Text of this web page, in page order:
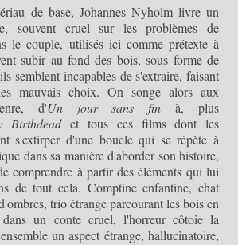
de base, Johannes Nyholm livre un
souvent cruel sur les problèmes de
le couple, utilisés ici comme prétexte à
subir au fond des bois, sous forme de
semblent incapables de s'extraire, faisant
mauvais choix. On songe alors aux
d'Un jour sans fin à, plus
Birthdeadet tous ces films dont les
s'extirper d'une boucle qui se répète à
dans sa manière d'aborder son histoire,
comprendre à partir des éléments qui lui
de tout cela. Comptine enfantine, chat
trio étrange parcourant les bois en
dans un conte cruel, l'horreur côtoie la
un aspect étrange, hallucinatoire,